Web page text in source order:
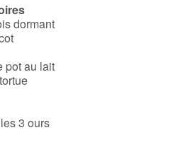
dormant
pot au lait
3 ours